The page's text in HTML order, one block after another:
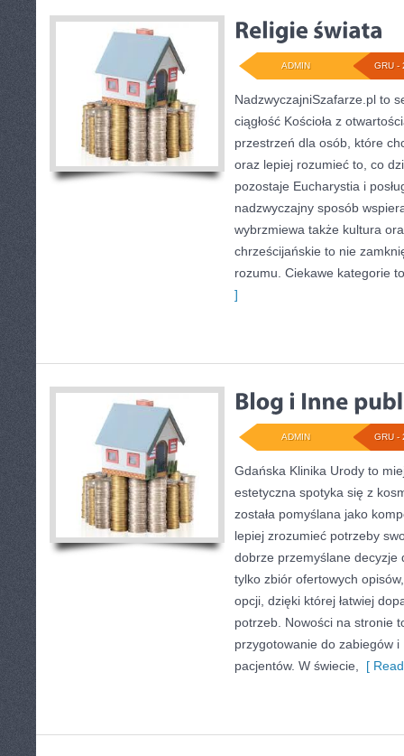
GRU -
ADMIN
NadzwyczajniSzafarze.pl to
ciągłość Kościoła z
przestrzeń dla osób, które
oraz lepiej rozumieć to, co
pozostaje Eucharystia i
nadzwyczajny sposób
wybrzmiewa także kultura
chrześcijańskie to nie
rozumu. Ciekawe kategorie
]
GRU -
ADMIN
Gdańska Klinika Urody to
estetyczna spotyka się z
została pomyślana jako
lepiej zrozumieć potrzeby
dobrze przemyślane decyzje
tylko zbiór ofertowych
opcji, dzięki której łatwiej
potrzeb. Nowości na stronie
przygotowanie do zabiegów
pacjentów. W świecie,
[